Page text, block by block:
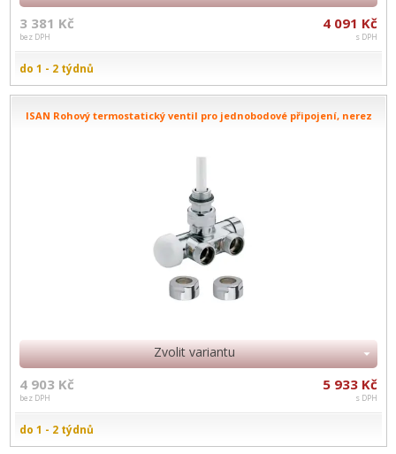
3 381 Kč
bez DPH
4 091 Kč
s DPH
do 1 - 2 týdnů
ISAN Rohový termostatický ventil pro jednobodové připojení, nerez
Zvolit variantu
4 903 Kč
bez DPH
5 933 Kč
s DPH
do 1 - 2 týdnů